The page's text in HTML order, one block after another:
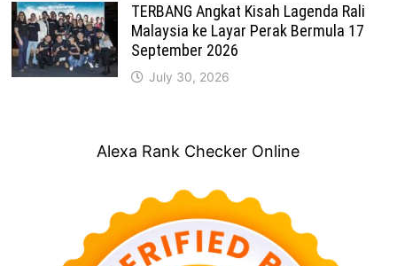
TERBANG Angkat Kisah Lagenda Rali
Malaysia ke Layar Perak Bermula 17
September 2026
July 30, 2026
Alexa Rank Checker Online